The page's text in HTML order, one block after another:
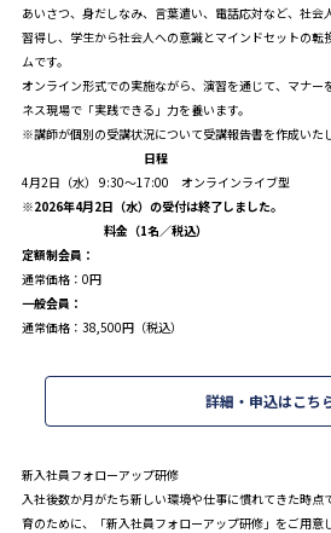
あいさつ、身だしなみ、言葉遣い、電話応対など、社会
習得し、学生から社会人への意識とマインドセットの転
ムです。
オンライン形式での実施ながら、演習を通じて、マナー
ネス現場で「実践できる」力を養います。
※講師が個別の受講状況について受講報告書を作成いた
日程
4月2日（水） 9:30～17:00 オンラインライブ型
※2026年4月2日（水）の受付は終了しました。
料金（1名／税込）
定額制会員：
通常価格：0円
一般会員：
通常価格：38,500円（税込）
詳細・申込はこち
新入社員フォローアップ研修
入社後数か月がたち新しい環境や仕事に慣れてきた時点
育のために、「新入社員フォローアップ研修」をご用意